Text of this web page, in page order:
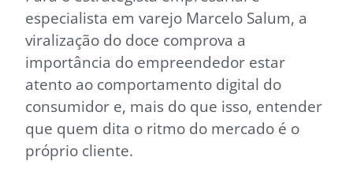
especialista em varejo Marcelo Salum, a
viralização do doce comprova a
importância do empreendedor estar
atento ao comportamento digital do
consumidor e, mais do que isso, entender
que quem dita o ritmo do mercado é o
próprio cliente.